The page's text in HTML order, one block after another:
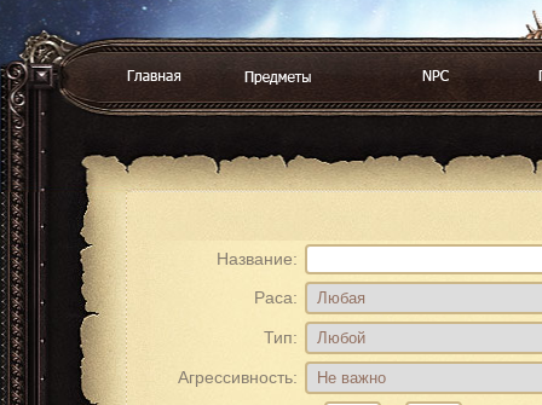
Название:
Раса:
Тип:
Агрессивность: